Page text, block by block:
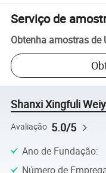
Serviço de
Obtenha amostras de
Shanxi Xingfuli
Avaliação 5.0/5
Ano de Fundação:
Número de